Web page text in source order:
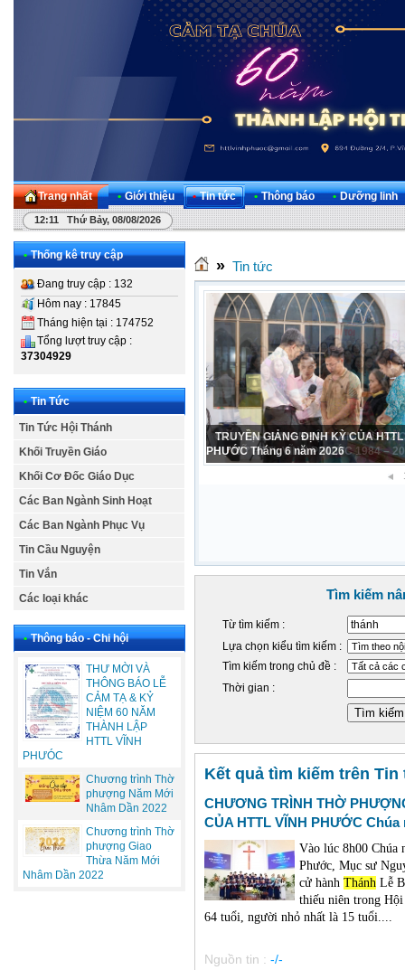
Trang nhất • Giới thiệu • Tin tức • Thông báo • Dưỡng linh
12:11 Thứ Bảy, 08/08/2026
• Thống kê truy cập
Đang truy cập : 132
Hôm nay : 17845
Tháng hiện tại : 174752
Tổng lượt truy cập :
37304929
• Tin Tức
Tin Tức Hội Thánh
Khối Truyền Giáo
Khối Cơ Đốc Giáo Dục
Các Ban Ngành Sinh Hoạt
Các Ban Ngành Phục Vụ
Tin Cầu Nguyện
Tin Vắn
Các loại khác
• Thông báo - Chi hội
THƯ MỜI VÀ
THÔNG BÁO LỄ
CẢM TẠ & KỶ
NIỆM 60 NĂM
THÀNH LẬP
HTTL VĨNH
PHƯÓC
Chương trình Thờ
phượng Năm Mới
Nhâm Dần 2022
Chương trình Thờ
phượng Giao
Thừa Năm Mới
Nhâm Dần 2022
» Tin tức
CẢM TẠ – SINH NHẬT LẦN THỨ 42
PHỤ NỮ HTTL VĨNH PHƯỚC 1984 –
Tìm kiếm
Từ tìm kiếm :
Lựa chọn kiểu tìm kiếm :
Tìm kiếm trong chủ đề :
Thời gian :
Kết quả tìm kiếm trên Tin
CHƯƠNG TRÌNH THỜ
CỦA HTTL VĨNH PHƯỚC Chúa
Vào lúc 8h00 Chúa
Phước, Mục sư
cử hành Thánh Lễ
thiếu niên trong
64 tuổi, người nhỏ nhất là 15 tuổi....
Nguồn tin : -/-